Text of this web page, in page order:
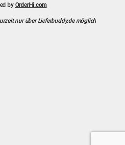
byOrderHi.com
nur über Lieferbuddy.de möglich